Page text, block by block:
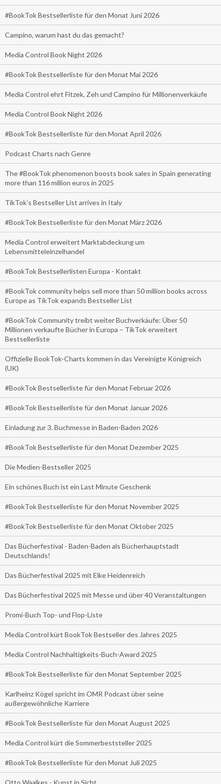
#BookTok Bestsellerliste für den Monat Juni 2026
Campino, warum hast du das gemacht?
Media Control Book Night 2026
#BookTok Bestsellerliste für den Monat Mai 2026
Media Control ehrt Fitzek, Zeh und Campino für Millionenverkäufe
Media Control Book Night 2026
#BookTok Bestsellerliste für den Monat April 2026
Podcast Charts nach Genre
The #BookTok phenomenon boosts book sales in Spain generating
more than 116 million euros in 2025
TikTok’s Bestseller List arrives in Italy
#BookTok Bestsellerliste für den Monat März 2026
Media Control erweitert Marktabdeckung um
Lebensmitteleinzelhandel
#BookTok Bestsellerlisten Europa - Kontakt
#BookTok community helps sell more than 50 million books across
Europe as TikTok expands Bestseller List
#BookTok Community treibt weiter Buchverkäufe: Über 50
Millionen verkaufte Bücher in Europa – TikTok erweitert
Bestsellerliste
Offizielle BookTok-Charts kommen in das Vereinigte Königreich
(UK)
#BookTok Bestsellerliste für den Monat Februar 2026
#BookTok Bestsellerliste für den Monat Januar 2026
Einladung zur 3. Buchmesse in Baden-Baden 2026
#BookTok Bestsellerliste für den Monat Dezember 2025
Die Medien-Bestseller 2025
Ein schönes Buch ist ein Last Minute Geschenk
#BookTok Bestsellerliste für den Monat November 2025
#BookTok Bestsellerliste für den Monat Oktober 2025
Das Bücherfestival - Baden-Baden als Bücherhauptstadt
Deutschlands!
Das Bücherfestival 2025 mit Elke Heidenreich
Das Bücherfestival 2025 mit Messe und über 40 Veranstaltungen
Promi-Buch Top- und Flop-Liste
Media Control kürt BookTok Bestseller des Jahres 2025
Media Control Nachhaltigkeits-Buch-Award 2025
#BookTok Bestsellerliste für den Monat September 2025
Karlheinz Kögel spricht im OMR Podcast über seine
außergewöhnliche Karriere
#BookTok Bestsellerliste für den Monat August 2025
Media Control kürt die Sommerbeststeller 2025
#BookTok Bestsellerliste für den Monat Juli 2025
Otto Waalkes - Kunst in Sicht